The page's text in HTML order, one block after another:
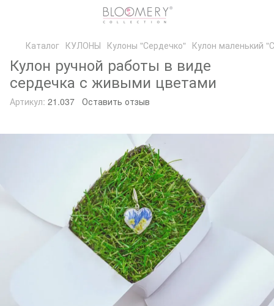
Каталог КУЛОНЫ Кулоны "Сердечко" Кулон маленький
Кулон ручной работы в виде
сердечка с живыми цветами
Артикул: 21.037 Оставить отзыв